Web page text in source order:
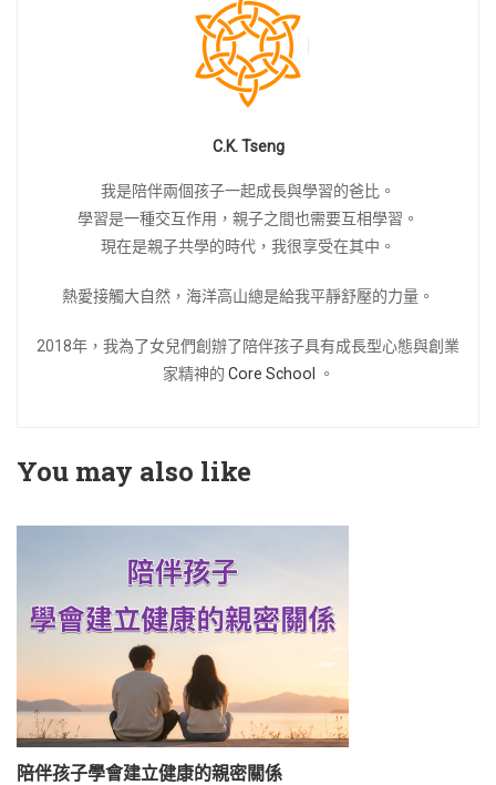
C.K. Tseng
我是陪伴兩個孩子一起成長與學習的爸比。
學習是一種交互作用，親子之間也需要互相學習。
現在是親子共學的時代，我很享受在其中。
熱愛接觸大自然，海洋高山總是給我平靜舒壓的力量。
2018年，我為了女兒們創辦了陪伴孩子具有成長型心態與創業
家精神的 Core School 。
You may also like
陪伴孩子學會建立健康的親密關係